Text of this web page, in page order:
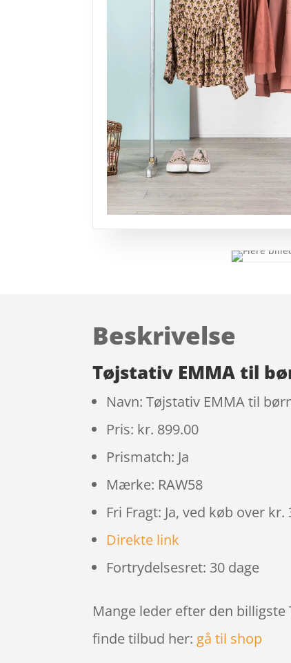
Beskrivelse
Tøjstativ EMMA til
Navn: Tøjstativ EMMA til
Pris: kr. 899.00
Prismatch: Ja
Mærke: RAW58
Fri Fragt: Ja, ved køb over kr.
Direkte link
Fortrydelsesret: 30 dage
Mange leder efter den
finde tilbud her:gå til shop